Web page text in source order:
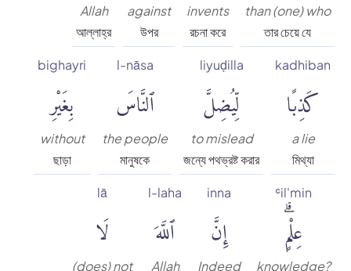
than (one) who
তার চেয়ে যে
invents
রচনা করে
against
উপর
Allah
আল্লাহ্‌র
kadhiban
كَذِبًا
a lie
মিথ্যা
liyuḍilla
لِّيُضِلَّ
to mislead
জন্যে পথভ্রষ্ট করার
l-nāsa
ٱلنَّاسَ
the people
মানুষকে
bighayri
بِغَيْرِ
without
ছাড়া
ʿil'min
عِلْمٍۗ
knowledge?
inna
إِنَّ
Indeed
l-laha
ٱللَّهَ
Allah
lā
لَا
(does) not